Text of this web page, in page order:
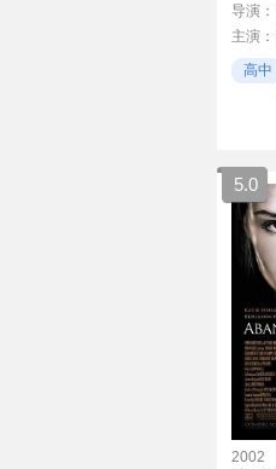
导演：
主演：
黄鹏
高中
5.0
2002